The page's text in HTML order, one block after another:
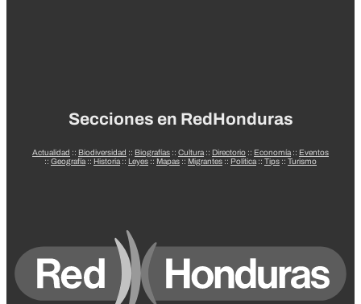
Secciones en RedHonduras
Actualidad :: Biodiversidad :: Biografías :: Cultura :: Directorio :: Economía :: Eventos
:: Geografía :: Historia :: Leyes :: Mapas :: Migrantes :: Política :: Tips :: Turismo